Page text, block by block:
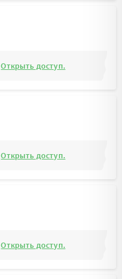
Открыть доступ.
Открыть доступ.
Открыть доступ.